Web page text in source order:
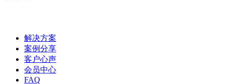
解决方案
案例分享
客户心声
会员中心
FAQ